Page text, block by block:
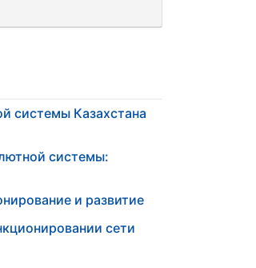
системы Казахстана
системы:
и развитие
сети